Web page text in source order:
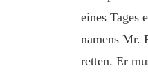
eines Tages
namens Mr.
retten. Er